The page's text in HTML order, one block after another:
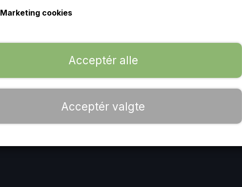
højtydende setups og fjerner alle uønskede aromaer med
det i dag og skab et professionelt, diskret og 100% lugtfrit
Marketing cookies
Acceptér alle
Acceptér valgte